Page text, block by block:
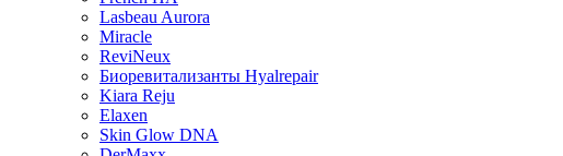
Lasbeau Aurora
Miracle
ReviNeux
Биоревитализанты Hyalrepair
Kiara Reju
Elaxen
Skin Glow DNA